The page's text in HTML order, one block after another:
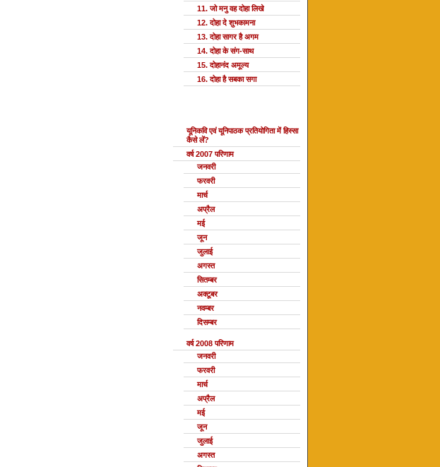
11. जो मनु वह दोहा लिखे
12. दोहा दे शुभकामना
13. दोहा सागर है अगम
14. दोहा के संग-साथ
15. दोहानंद अमूल्य
16. दोहा है सबका सगा
यूनिकवि एवं यूनिपाठक प्रतियोगिता में हिस्सा
कैसे लें?
वर्ष 2007 परिणाम
जनवरी
फरवरी
मार्च
अप्रैल
मई
जून
जुलाई
अगस्त
सितम्बर
अक्टूबर
नवम्बर
दिसम्बर
वर्ष 2008 परिणाम
जनवरी
फरवरी
मार्च
अप्रैल
मई
जून
जुलाई
अगस्त